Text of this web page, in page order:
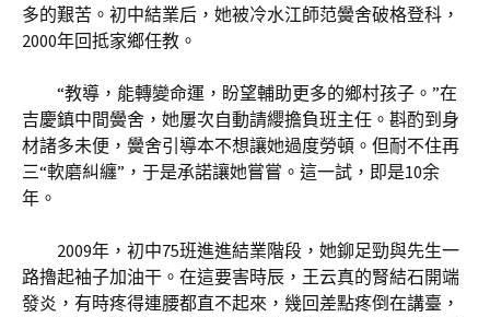
多的艱苦。初中結業后，她被冷水江師范黌舍破格登科，
2000年回抵家鄉任教。
“教導，能轉變命運，盼望輔助更多的鄉村孩子。”在
吉慶鎮中間黌舍，她屢次自動請纓擔負班主任。斟酌到身
材諸多未便，黌舍引導本不想讓她過度勞頓。但耐不住再
三“軟磨糾纏”，于是承諾讓她嘗嘗。這一試，即是10余
年。
2009年，初中75班進進結業階段，她鉚足勁與先生一
路擼起袖子加油干。在這要害時辰，王云真的腎結石開端
發炎，有時疼得連腰都直不起來，幾回差點疼倒在講臺，